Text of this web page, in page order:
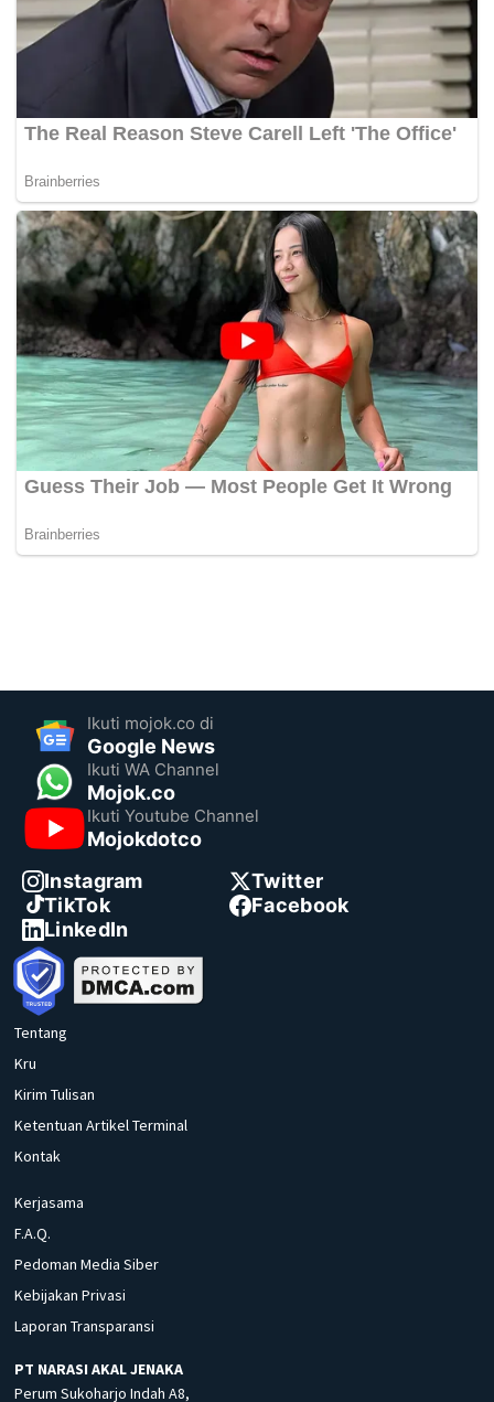
Ikuti mojok.co di
Google News
Ikuti WA Channel
Mojok.co
Ikuti Youtube Channel
Mojokdotco
Instagram
Twitter
TikTok
Facebook
LinkedIn
Tentang
Kru
Kirim Tulisan
Ketentuan Artikel Terminal
Kontak
Kerjasama
F.A.Q.
Pedoman Media Siber
Kebijakan Privasi
Laporan Transparansi
PT NARASI AKAL JENAKA
Perum Sukoharjo Indah A8,